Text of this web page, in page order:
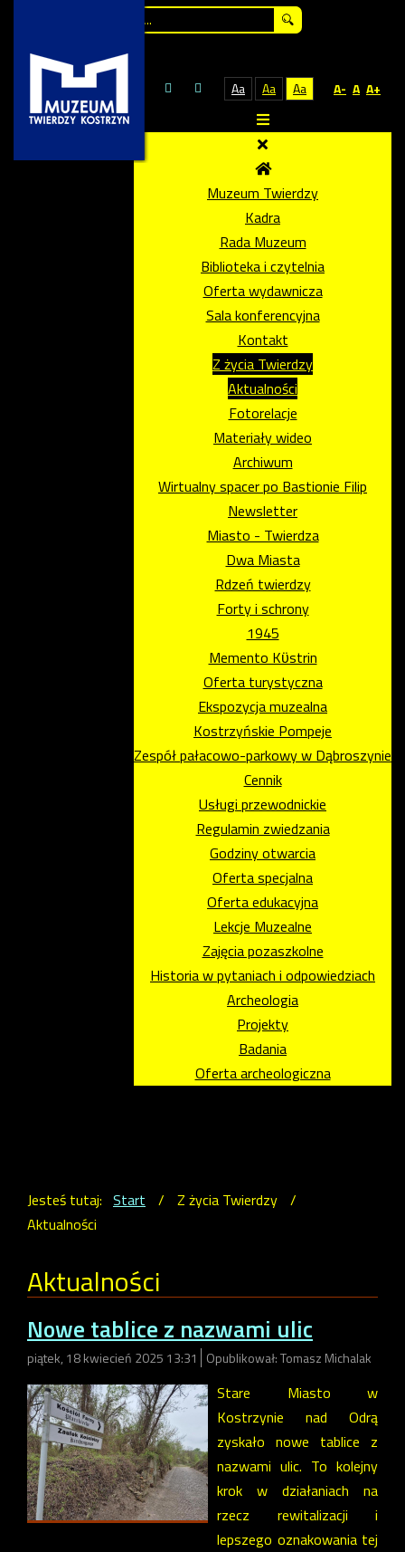
Aa Aa Aa A- A A+
Muzeum Twierdzy
Kadra
Rada Muzeum
Biblioteka i czytelnia
Oferta wydawnicza
Sala konferencyjna
Kontakt
Z życia Twierdzy
Aktualności
Fotorelacje
Materiały wideo
Archiwum
Wirtualny spacer po Bastionie Filip
Newsletter
Miasto - Twierdza
Dwa Miasta
Rdzeń twierdzy
Forty i schrony
1945
Memento Kϋstrin
Oferta turystyczna
Ekspozycja muzealna
Kostrzyńskie Pompeje
Zespół pałacowo-parkowy w Dąbroszynie
Cennik
Usługi przewodnickie
Regulamin zwiedzania
Godziny otwarcia
Oferta specjalna
Oferta edukacyjna
Lekcje Muzealne
Zajęcia pozaszkolne
Historia w pytaniach i odpowiedziach
Archeologia
Projekty
Badania
Oferta archeologiczna
Jesteś tutaj: Start / Z życia Twierdzy /
Aktualności
Aktualności
Nowe tablice z nazwami ulic
piątek, 18 kwiecień 2025 13:31 Opublikował: Tomasz Michalak
Stare Miasto w
Kostrzynie nad Odrą
zyskało nowe tablice z
nazwami ulic. To kolejny
krok w działaniach na
rzecz rewitalizacji i
lepszego oznakowania tej